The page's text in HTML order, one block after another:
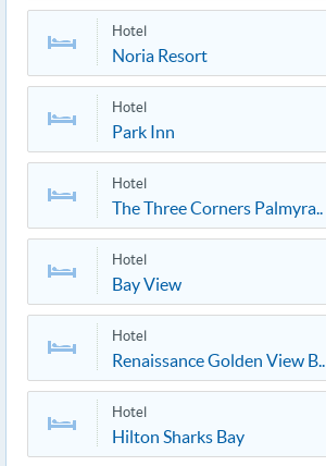
Hotel
Noria Resort
Hotel
Park Inn
Hotel
The Three Corners Palmyra..
Hotel
Bay View
Hotel
Renaissance Golden View B..
Hotel
Hilton Sharks Bay